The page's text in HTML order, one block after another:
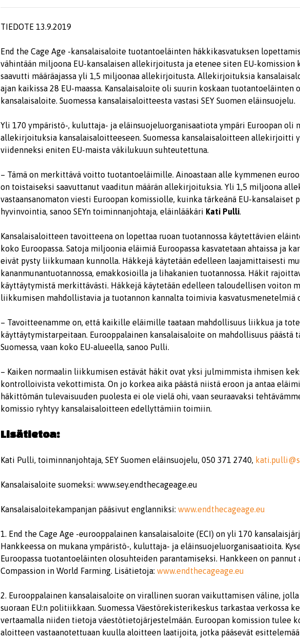
TIEDOTE 13.9.2019
End the Cage Age -kansalaisaloite tuotantoeläinten häkkikasvatuksen
vähintään miljoona EU-kansalaisen allekirjoitusta ja etenee siten EU-komission
saavutti määräajassa yli 1,5 miljoonaa allekirjoitusta. Allekirjoituksia
ajan kaikissa 28 EU-maassa. Kansalaisaloite oli suurin koskaan
kansalaisaloite. Suomessa kansalaisaloitteesta vastasi SEY Suomen eläinsuojelu.
Yli 170 ympäristö-, kuluttaja- ja eläinsuojeluorganisaatiota ympäri Euroopan oli
allekirjoituksia kansalaisaloitteeseen. Suomessa kansalaisaloitteen allekirjoitti
viidenneksi eniten EU-maista väkilukuun suhteutettuna.
– Tämä on merkittävä voitto tuotantoeläimille. Ainoastaan alle kymmenen
on toistaiseksi saavuttanut vaaditun määrän allekirjoituksia. Yli 1,5 miljoona
vastaansanomaton viesti Euroopan komissiolle, kuinka tärkeänä EU-
hyvinvointia, sanoo SEYn toiminnanjohtaja, eläinlääkäri Kati Pulli.
Kansalaisaloitteen tavoitteena on lopettaa ruoan tuotannossa käytettävien
koko Euroopassa. Satoja miljoonia eläimiä Euroopassa kasvatetaan ahtaissa ja
eivät pysty liikkumaan kunnolla. Häkkejä käytetään edelleen laajamittaisesti
kananmunantuotannossa, emakkosioilla ja lihakanien tuotannossa. Häkit
käyttäytymistä merkittävästi. Häkkejä käytetään edelleen taloudellisen voiton
liikkumisen mahdollistavia ja tuotannon kannalta toimivia kasvatusmenetelmiä
– Tavoitteenamme on, että kaikille eläimille taataan mahdollisuus liikkua ja
käyttäytymistarpeitaan. Eurooppalainen kansalaisaloite on mahdollisuus päästä
Suomessa, vaan koko EU-alueella, sanoo Pulli.
– Kaiken normaalin liikkumisen estävät häkit ovat yksi julmimmista ihmisen
kontrolloivista vekottimista. On jo korkea aika päästä niistä eroon ja antaa
häkittömän tulevaisuuden puolesta ei ole vielä ohi, vaan seuraavaksi
komissio ryhtyy kansalaisaloitteen edellyttämiin toimiin.
Lisätietoa:
Kati Pulli, toiminnanjohtaja, SEY Suomen eläinsuojelu, 050 371 2740,
Kansalaisaloite suomeksi: www.sey.endthecageage.eu
Kansalaisaloitekampanjan pääsivut englanniksi: www.endthecageage.eu
1. End the Cage Age -eurooppalainen kansalaisaloite (ECI) on yli 170
Hankkeessa on mukana ympäristö-, kuluttaja- ja eläinsuojeluorganisaatioita.
Euroopassa tuotantoeläinten olosuhteiden parantamiseksi. Hankkeen on
Compassion in World Farming. Lisätietoja: www.endthecageage.eu
2. Eurooppalainen kansalaisaloite on virallinen suoran vaikuttamisen väline,
suoraan EU:n politiikkaan. Suomessa Väestörekisterikeskus tarkastaa verkossa
vertaamalla niiden tietoja väestötietojärjestelmään. Euroopan komission tulee
aloitteen vastaanotettuaan kuulla aloitteen laatijoita, jotka pääsevät